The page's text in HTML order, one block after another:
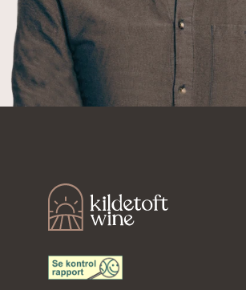
KILDETOFT WINE